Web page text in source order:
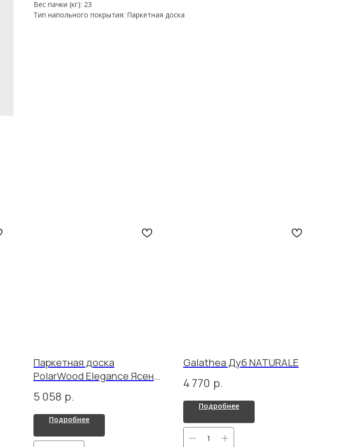
Вес пачки (кг): 23
Тип напольного покрытия: Паркетная доска
Паркетная доска
PolarWood Elegance Ясень
PREMIUM 138 CHEVALIER
GREY 2G (2,2 м2)
5 058 р.
Подробнее
Galathea Дуб NATURALE
4 770 р.
Подробнее